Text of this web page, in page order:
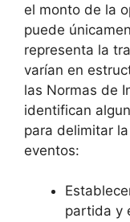
el monto de la
puede
representa la
varían en
las Normas de
identifican
para delimitar
eventos:
partida y